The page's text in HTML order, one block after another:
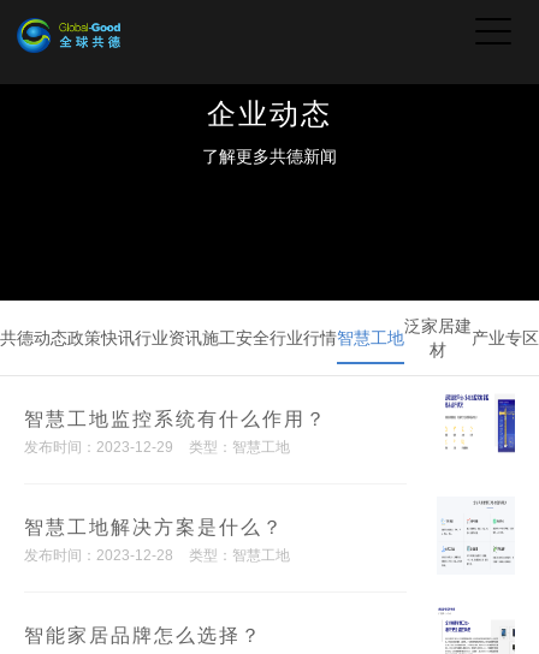
企业动态
了解更多共德新闻
共德动态政策快讯行业资讯施工安全行业行情智慧工地
泛家居建
材
产业专区
智慧工地监控系统有什么作用？
发布时间：2023-12-29 类型：智慧工地
智慧工地解决方案是什么？
发布时间：2023-12-28 类型：智慧工地
智能家居品牌怎么选择？